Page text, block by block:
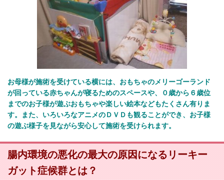
お母様が施術を受けている横には、おもちゃのメリーゴーランド
が回っている赤ちゃんが寝るためのスペースや、０歳から６歳位
までのお子様が遊ぶおもちゃや楽しい絵本などもたくさん有りま
す。また、いろいろなアニメのＤＶＤも観ることができ、お子様
の遊ぶ様子を見ながら安心して施術を受けられます。
腸内環境の悪化の最大の原因になるリーキー
ガット症候群とは？